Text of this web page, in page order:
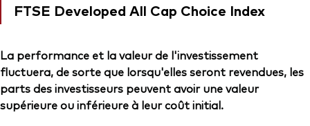
FTSE Developed All Cap Choice Index
La performance et la valeur de l'investissement
fluctuera, de sorte que lorsqu'elles seront revendues, les
parts des investisseurs peuvent avoir une valeur
supérieure ou inférieure à leur coût initial.